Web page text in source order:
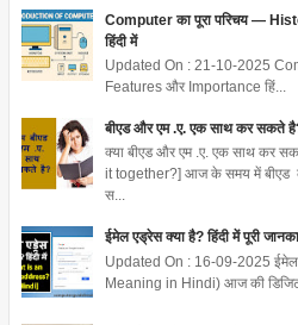
Computer का पूरा परिचय —
हिंदी में
Updated On : 21-10-2025
Features और Importance हिं...
बीएड और एम .ए. एक साथ कर सकते
क्या बीएड और एम .ए. एक साथ कर
it together?] आज के समय में बीएड
स...
ईमेल एड्रेस क्या है? हिंदी में पूरी
Updated On : 16-09-2025
Meaning in Hindi) आज की